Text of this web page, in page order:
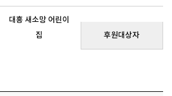
대흥 새소망 어린이
집
후원대상자